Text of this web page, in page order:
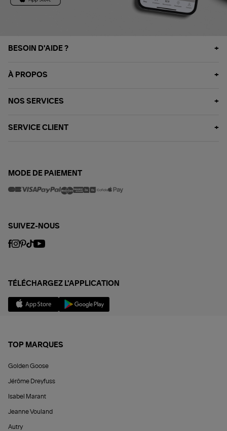
BESOIN D'AIDE ?
À PROPOS
NOS SERVICES
SERVICE CLIENT
MODE DE PAIEMENT
SUIVEZ-NOUS
TÉLÉCHARGEZ L'APPLICATION
TOP MARQUES
Golden Goose
Jérôme Dreyfuss
Isabel Marant
Jeanne Vouland
Autry